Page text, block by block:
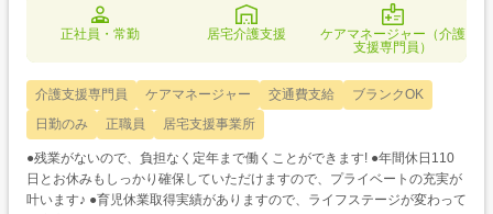
正社員・常勤 居宅介護支援
ケアマネージャー（介護
支援専門員）
介護支援専門員 ケアマネージャー 交通費支給
ブランクOK
日勤のみ
正職員 居宅支援事業所
●残業がないので、負担なく定年まで働くことができます! ●年間休日110
日とお休みもしっかり確保していただけますので、プライベートの充実が
叶います♪ ●育児休業取得実績がありますので、ライフステージが変わって